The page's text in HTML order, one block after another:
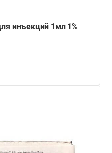
инъекций 1мл 1%